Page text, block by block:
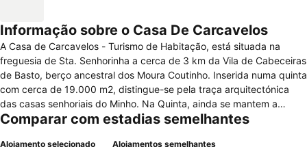
Informação sobre o Casa De Carcavelos
A Casa de Carcavelos - Turismo de Habitação, está situada na
freguesia de Sta. Senhorinha a cerca de 3 km da Vila de Cabeceiras
de Basto, berço ancestral dos Moura Coutinho. Inserida numa quinta
com cerca de 19.000 m2, distingue-se pela traça arquitectónica
das casas senhoriais do Minho. Na Quinta, ainda se mantem a
actividade agricola em moldes tradicionais. O pomar, o pinhal, a
Comparar com estadias semelhantes
Alojamento selecionado Alojamentos semelhantes